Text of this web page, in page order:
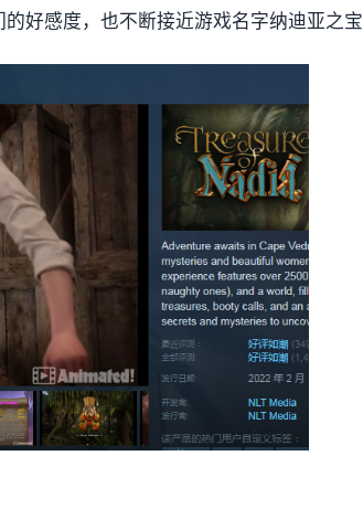
好感度，也不断接近游戏名字纳迪亚之宝